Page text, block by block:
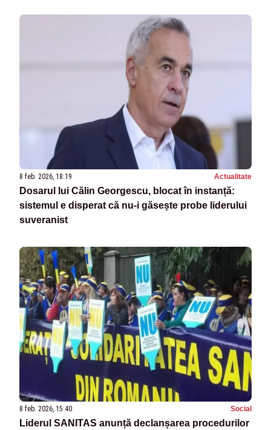
8 feb. 2026, 18:19 Actualitate
Dosarul lui Călin Georgescu, blocat în instanță:
sistemul e disperat că nu-i găsește probe liderului
suveranist
8 feb. 2026, 15:40 Social
Liderul SANITAS anunță declanșarea procedurilor